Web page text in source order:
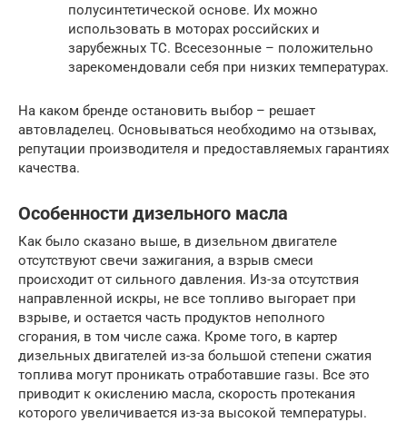
полусинтетической основе. Их можно
использовать в моторах российских и
зарубежных ТС. Всесезонные – положительно
зарекомендовали себя при низких температурах.
На каком бренде остановить выбор – решает
автовладелец. Основываться необходимо на отзывах,
репутации производителя и предоставляемых гарантиях
качества.
Особенности дизельного масла
Как было сказано выше, в дизельном двигателе
отсутствуют свечи зажигания, а взрыв смеси
происходит от сильного давления. Из-за отсутствия
направленной искры, не все топливо выгорает при
взрыве, и остается часть продуктов неполного
сгорания, в том числе сажа. Кроме того, в картер
дизельных двигателей из-за большой степени сжатия
топлива могут проникать отработавшие газы. Все это
приводит к окислению масла, скорость протекания
которого увеличивается из-за высокой температуры.